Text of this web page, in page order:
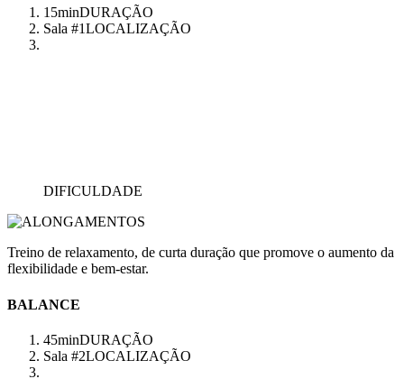
15minDURAÇÃO
Sala #1LOCALIZAÇÃO
DIFICULDADE
Treino de relaxamento, de curta duração que promove o aumento da
flexibilidade e bem-estar.
BALANCE
45minDURAÇÃO
Sala #2LOCALIZAÇÃO